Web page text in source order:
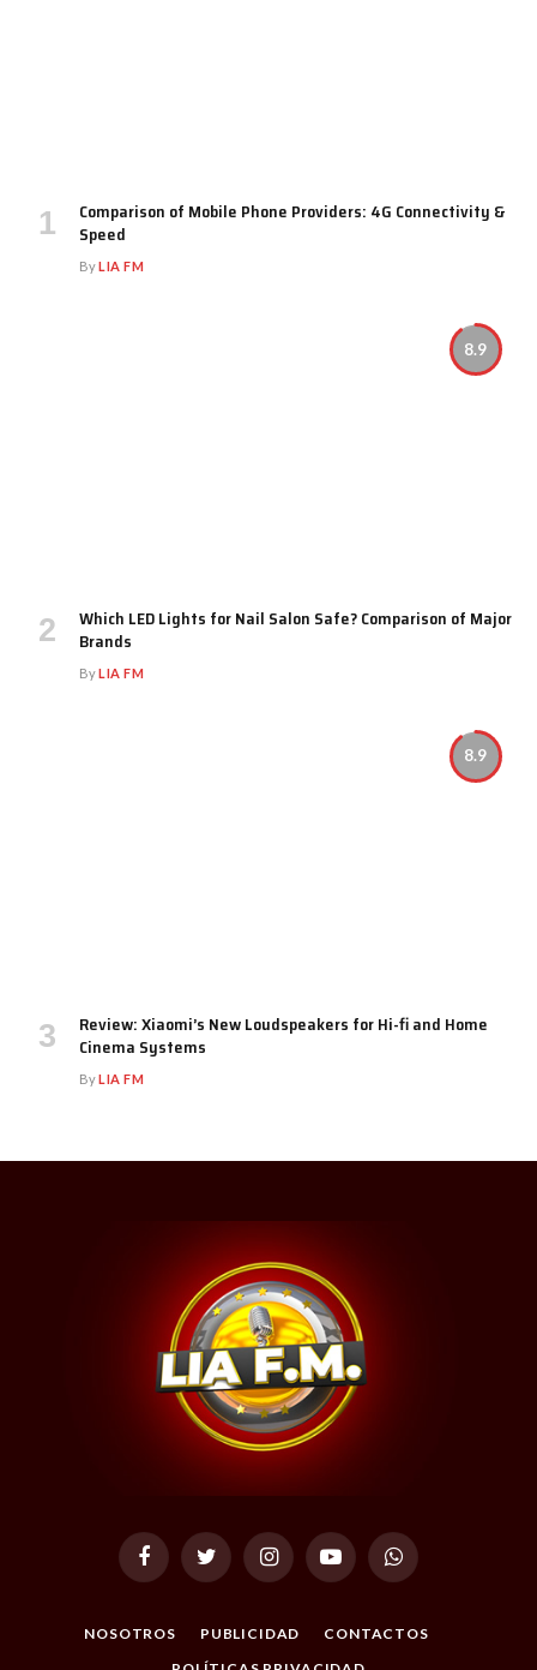
Comparison of Mobile Phone Providers: 4G Connectivity &
Speed
ByLIA FM
8.9
Which LED Lights for Nail Salon Safe? Comparison of Major
Brands
ByLIA FM
8.9
Review: Xiaomi’s New Loudspeakers for Hi-fi and Home
Cinema Systems
ByLIA FM
FacebookTwitter InstagramYouTubeWhatsApp
NOSOTROS PUBLICIDAD
CONTACTOS